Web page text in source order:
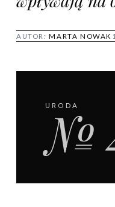
AUTOR:MARTA NOWAK
URODA
№